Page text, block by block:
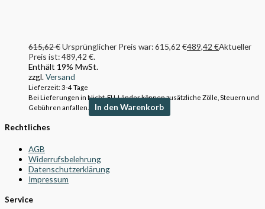
615,62€Ursprünglicher Preis war: 615,62 €489,42 €Aktueller
Preis ist: 489,42 €.
Enthält 19% MwSt.
zzgl.Versand
Lieferzeit: 3-4 Tage
Bei Lieferungen in Nicht-EU-Länder können zusätzliche Zölle, Steuern und
Gebühren anfallen.
In den Warenkorb
Rechtliches
AGB
Widerrufsbelehrung
Datenschutzerklärung
Impressum
Service